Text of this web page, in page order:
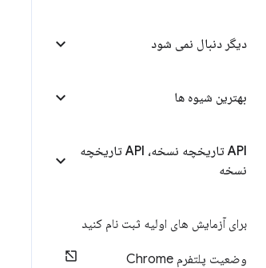
دیگر دنبال نمی شود
بهترین شیوه ها
API تاریخچه نسخه، API تاریخچه
نسخه
برای آزمایش های اولیه ثبت نام کنید
وضعیت پلتفرم Chrome